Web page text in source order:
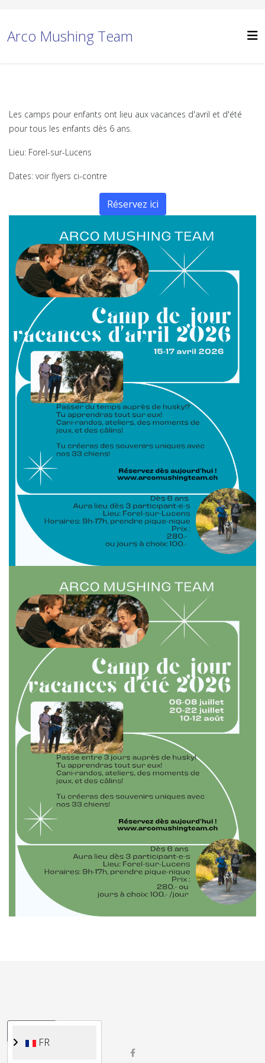
Arco Mushing Team
Les camps pour enfants ont lieu aux vacances d'avril et d'été
pour tous les enfants dès 6 ans.
Lieu: Forel-sur-Lucens
Dates: voir flyers ci-contre
Réservez ici
FR